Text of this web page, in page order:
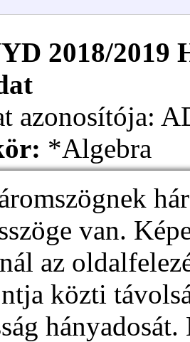
2018/2019
azonosítója:
*Algebra
van.
az
közti